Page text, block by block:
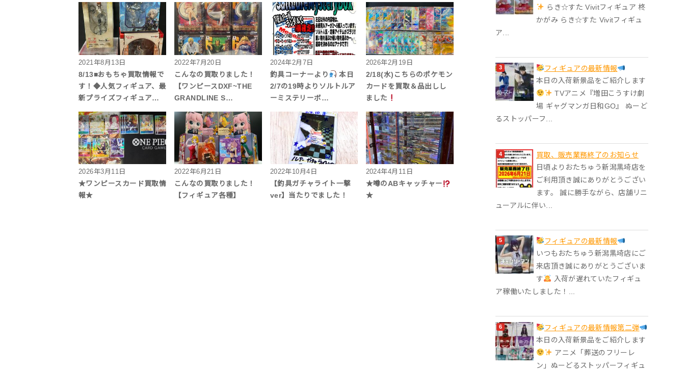
2021年8月13日
8/13■おもちゃ買取情報で
す！◆人気フィギュア、最
新プライズフィギュア…
2022年7月20日
こんなの買取りました！
【ワンピースDXF~THE
GRANDLINE S…
2024年2月7日
釣具コーナーより‪
‬ 本日
2/7の19時よりソルトルア
ーミステリーボ…
2026年2月19日
2/18(水)こちらのポケモン
カードを買取＆品出しし
ました
2026年3月11日
★ワンピースカード買取情
報★
2022年6月21日
こんなの買取りました！
【フィギュア各種】
2022年10月4日
【釣具ガチャライト一撃
ver】当たりでました！
2024年4月11日
★噂のABキャッチャー
★
らき☆すた Vivitフィギュア 柊
かがみ らき☆すた Vivitフィギュ
ア...
フィギュアの最新情報
本日の入荷新景品をご紹介します
TVアニメ『増田こうすけ劇
場 ギャグマンガ日和GO』 ぬーど
るストッパーフ...
買取、販売業務終了のお知らせ
日頃よりおたちゅう新潟黒埼店を
ご利用頂き誠にありがとうござい
ます。 誠に勝手ながら、店舗リニ
ューアルに伴い...
フィギュアの最新情報
いつもおたちゅう新潟黒埼店にご
来店頂き誠にありがとうございま
す
入荷が遅れていたフィギュ
ア稼働いたしました！...
フィギュアの最新情報第二弾
本日の入荷新景品をご紹介します
アニメ「葬送のフリーレ
ン」ぬーどるストッパーフィギュ